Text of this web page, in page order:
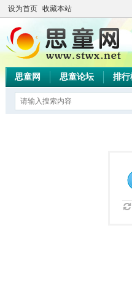
设为首页 收藏本站
思童网 思童论坛 排行